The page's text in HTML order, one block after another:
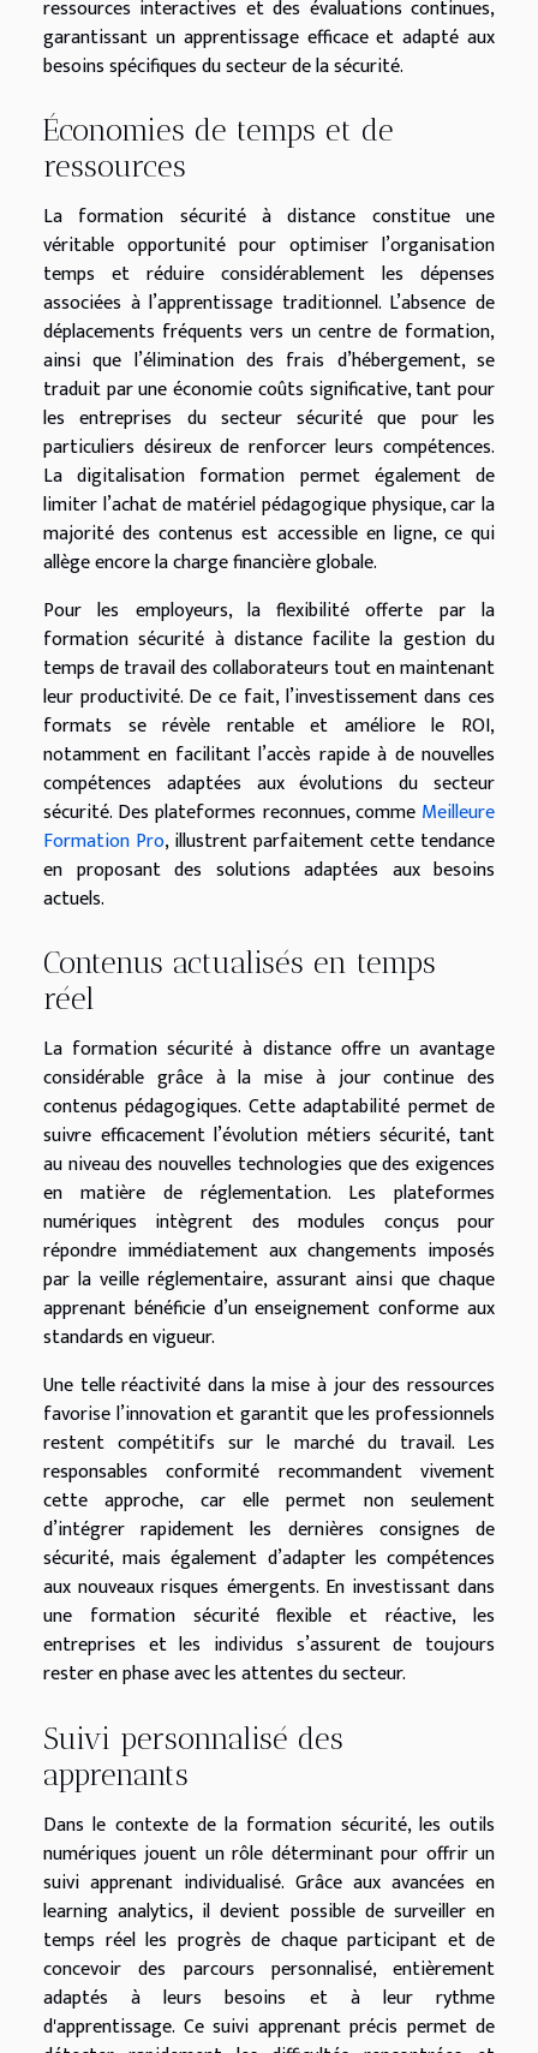
ressources interactives et des évaluations continues,
garantissant un apprentissage efficace et adapté aux
besoins spécifiques du secteur de la sécurité.
Économies de temps et de
ressources
La formation sécurité à distance constitue une
véritable opportunité pour optimiser l’organisation
temps et réduire considérablement les dépenses
associées à l’apprentissage traditionnel. L’absence de
déplacements fréquents vers un centre de formation,
ainsi que l’élimination des frais d’hébergement, se
traduit par une économie coûts significative, tant pour
les entreprises du secteur sécurité que pour les
particuliers désireux de renforcer leurs compétences.
La digitalisation formation permet également de
limiter l’achat de matériel pédagogique physique, car la
majorité des contenus est accessible en ligne, ce qui
allège encore la charge financière globale.
Pour les employeurs, la flexibilité offerte par la
formation sécurité à distance facilite la gestion du
temps de travail des collaborateurs tout en maintenant
leur productivité. De ce fait, l’investissement dans ces
formats se révèle rentable et améliore le ROI,
notamment en facilitant l’accès rapide à de nouvelles
compétences adaptées aux évolutions du secteur
sécurité. Des plateformes reconnues, comme Meilleure
Formation Pro, illustrent parfaitement cette tendance
en proposant des solutions adaptées aux besoins
actuels.
Contenus actualisés en temps
réel
La formation sécurité à distance offre un avantage
considérable grâce à la mise à jour continue des
contenus pédagogiques. Cette adaptabilité permet de
suivre efficacement l’évolution métiers sécurité, tant
au niveau des nouvelles technologies que des exigences
en matière de réglementation. Les plateformes
numériques intègrent des modules conçus pour
répondre immédiatement aux changements imposés
par la veille réglementaire, assurant ainsi que chaque
apprenant bénéficie d’un enseignement conforme aux
standards en vigueur.
Une telle réactivité dans la mise à jour des ressources
favorise l’innovation et garantit que les professionnels
restent compétitifs sur le marché du travail. Les
responsables conformité recommandent vivement
cette approche, car elle permet non seulement
d’intégrer rapidement les dernières consignes de
sécurité, mais également d’adapter les compétences
aux nouveaux risques émergents. En investissant dans
une formation sécurité flexible et réactive, les
entreprises et les individus s’assurent de toujours
rester en phase avec les attentes du secteur.
Suivi personnalisé des
apprenants
Dans le contexte de la formation sécurité, les outils
numériques jouent un rôle déterminant pour offrir un
suivi apprenant individualisé. Grâce aux avancées en
learning analytics, il devient possible de surveiller en
temps réel les progrès de chaque participant et de
concevoir des parcours personnalisé, entièrement
adaptés à leurs besoins et à leur rythme
d'apprentissage. Ce suivi apprenant précis permet de